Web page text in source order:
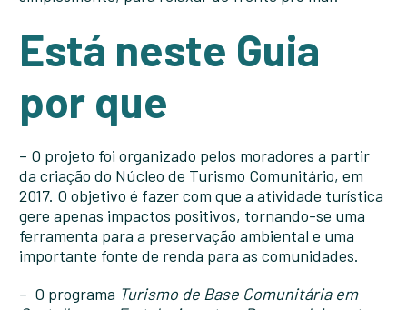
Está neste Guia
por que
– O projeto foi organizado pelos moradores a partir
da criação do Núcleo de Turismo Comunitário, em
2017. O objetivo é fazer com que a atividade turística
gere apenas impactos positivos, tornando-se uma
ferramenta para a preservação ambiental e uma
importante fonte de renda para as comunidades.
– O programa Turismo de Base Comunitária em